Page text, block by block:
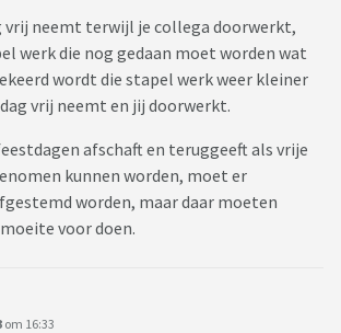
vrij neemt terwijl je collega doorwerkt,
werk die nog gedaan moet worden wat
wordt die stapel werk weer kleiner
vrij neemt en jij doorwerkt.
afschaft en teruggeeft als vrije
kunnen worden, moet er
worden, maar daar moeten
voor doen.
om 16:33